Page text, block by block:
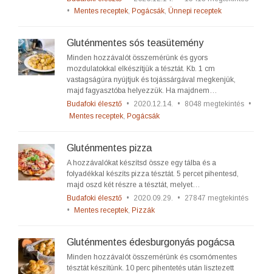
•
Mentes receptek, Pogácsák, Ünnepi receptek
Gluténmentes sós teasütemény
Minden hozzávalót összemérünk és gyors
mozdulatokkal elkészítjük a tésztát. Kb. 1 cm
vastagságúra nyújtjuk és tojássárgával megkenjük,
majd fagyasztóba helyezzük. Ha majdnem…
Budafoki élesztő • 2020.12.14. • 8048 megtekintés •
Mentes receptek, Pogácsák
Gluténmentes pizza
A hozzávalókat készítsd össze egy tálba és a
folyadékkal készíts pizza tésztát. 5 percet pihentesd,
majd oszd két részre a tésztát, melyet…
Budafoki élesztő • 2020.09.29. •
27847 megtekintés
•
Mentes receptek, Pizzák
Gluténmentes édesburgonyás pogácsa
Minden hozzávalót összemérünk és csomómentes
tésztát készítünk. 10 perc pihentetés után lisztezett